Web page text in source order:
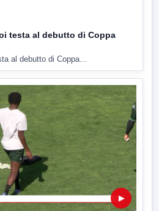
testa al debutto di Coppa
al debutto di Coppa...
▶